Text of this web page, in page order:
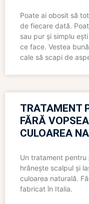
Poate ai obosit să
de fiecare dată.
sau pur și simplu
ce face. Vestea
cale să scapi de
TRATAMENT
FĂRĂ
CULOAREA
Un tratament
hrănește scalpul și
culoarea naturală.
fabricat în Italia.